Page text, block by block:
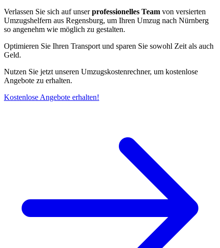
Verlassen Sie sich auf unserprofessionelles Team von versierten
Umzugshelfern aus Regensburg, um Ihren Umzug nach Nürnberg
so angenehm wie möglich zu gestalten.
Optimieren Sie Ihren Transport und sparen Sie sowohl Zeit als auch
Geld.
Nutzen Sie jetzt unseren Umzugskostenrechner, um kostenlose
Angebote zu erhalten.
Kostenlose Angebote erhalten!